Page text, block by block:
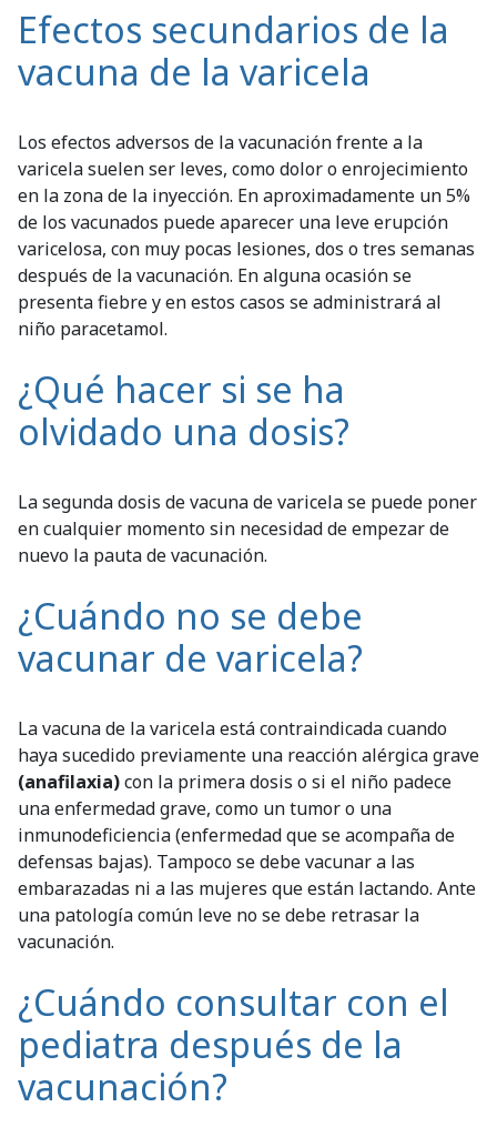
Efectos secundarios de la
vacuna de la varicela
Los efectos adversos de la vacunación frente a la
varicela suelen ser leves, como dolor o enrojecimiento
en la zona de la inyección. En aproximadamente un 5%
de los vacunados puede aparecer una leve erupción
varicelosa, con muy pocas lesiones, dos o tres semanas
después de la vacunación. En alguna ocasión se
presenta fiebre y en estos casos se administrará al
niño paracetamol.
¿Qué hacer si se ha
olvidado una dosis?
La segunda dosis de vacuna de varicela se puede poner
en cualquier momento sin necesidad de empezar de
nuevo la pauta de vacunación.
¿Cuándo no se debe
vacunar de varicela?
La vacuna de la varicela está contraindicada cuando
haya sucedido previamente una reacción alérgica grave
(anafilaxia)con la primera dosis o si el niño padece
una enfermedad grave, como un tumor o una
inmunodeficiencia (enfermedad que se acompaña de
defensas bajas). Tampoco se debe vacunar a las
embarazadas ni a las mujeres que están lactando. Ante
una patología común leve no se debe retrasar la
vacunación.
¿Cuándo consultar con el
pediatra después de la
vacunación?